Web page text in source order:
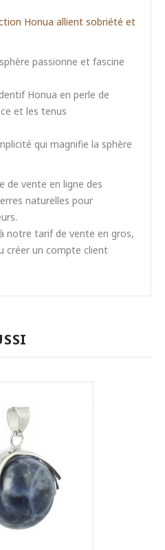
Honua allient sobriété et
passionne et fascine
Honua en perle de
et les tenus
qui magnifie la sphère
de vente en ligne des
naturelles pour
notre tarif de vente en gros,
créer un compte client